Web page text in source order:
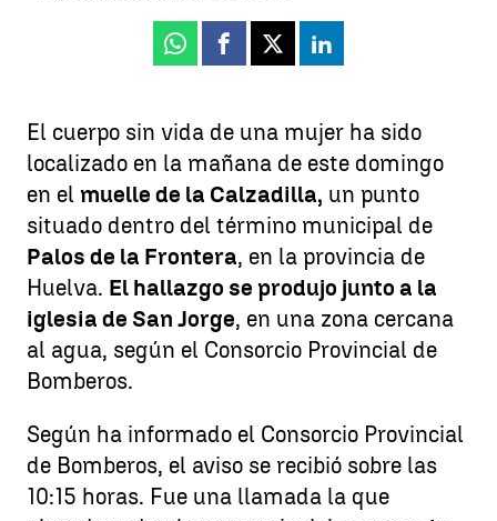
Whatsapp
Facebook
X Linkedin
El cuerpo sin vida de una mujer ha sido
localizado en la mañana de este domingo
en el muelle de la Calzadilla, un punto
situado dentro del término municipal de
Palos de la Frontera, en la provincia de
Huelva. El hallazgo se produjo junto a la
iglesia de San Jorge, en una zona cercana
al agua, según el Consorcio Provincial de
Bomberos.
Según ha informado el Consorcio Provincial
de Bomberos, el aviso se recibió sobre las
10:15 horas. Fue una llamada la que